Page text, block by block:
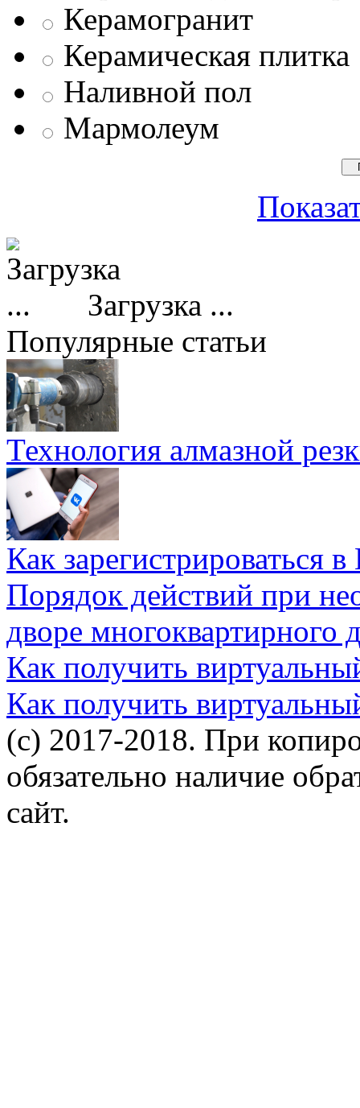
Керамогранит
Керамическая плитка
Наливной пол
Мармолеум
Загрузка ...
Популярные статьи
Технология алмазной
Как зарегистрироваться
Порядок действий при
дворе многоквартирного
Как получить
Как получить
(c) 2017-2018. При
обязательно наличие
сайт.